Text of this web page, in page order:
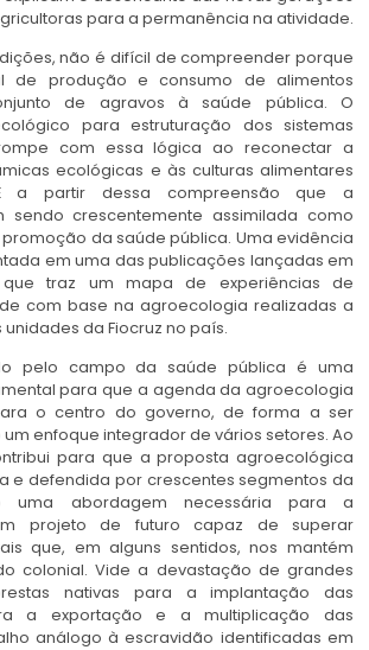
para a permanência na atividade.
não é difícil de compreender porque
de produção e consumo de alimentos
de agravos à saúde pública. O
para estruturação dos sistemas
com essa lógica ao reconectar a
ecológicas e às culturas alimentares
a partir dessa compreensão que a
sendo crescentemente assimilada como
da saúde pública. Uma evidência
em uma das publicações lançadas em
que traz um mapa de experiências de
com base na agroecologia realizadas a
da Fiocruz no país.
pelo campo da saúde pública é uma
para que a agenda da agroecologia
o centro do governo, de forma a ser
enfoque integrador de vários setores. Ao
para que a proposta agroecológica
e defendida por crescentes segmentos da
uma abordagem necessária para a
projeto de futuro capaz de superar
que, em alguns sentidos, nos mantém
colonial. Vide a devastação de grandes
nativas para a implantação das
a exportação e a multiplicação das
análogo à escravidão identificadas em